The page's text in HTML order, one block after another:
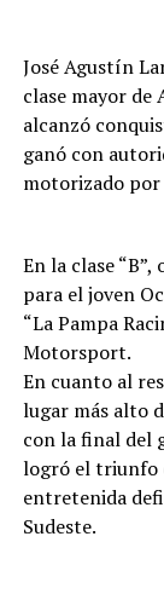
José Agustín
clase mayor de
alcanzó
ganó con
motorizado por
En la clase
para el joven
“La Pampa
Motorsport.
En cuanto al
lugar más alto
con la final del
logró el triunfo
entretenida
Sudeste.